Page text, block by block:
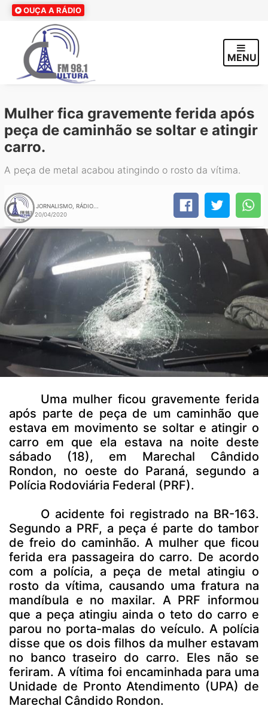
OUÇA A RÁDIO
MENU
Mulher fica gravemente ferida após
peça de caminhão se soltar e atingir
carro.
A peça de metal acabou atingindo o rosto da vítima.
JORNALISMO, RÁDIO...
20/04/2020
Uma mulher ficou gravemente ferida
após parte de peça de um caminhão que
estava em movimento se soltar e atingir o
carro em que ela estava na noite deste
sábado (18), em Marechal Cândido
Rondon, no oeste do Paraná, segundo a
Polícia Rodoviária Federal (PRF).
O acidente foi registrado na BR-163.
Segundo a PRF, a peça é parte do tambor
de freio do caminhão. A mulher que ficou
ferida era passageira do carro. De acordo
com a polícia, a peça de metal atingiu o
rosto da vítima, causando uma fratura na
mandíbula e no maxilar. A PRF informou
que a peça atingiu ainda o teto do carro e
parou no porta-malas do veículo. A polícia
disse que os dois filhos da mulher estavam
no banco traseiro do carro. Eles não se
feriram. A vítima foi encaminhada para uma
Unidade de Pronto Atendimento (UPA) de
Marechal Cândido Rondon.